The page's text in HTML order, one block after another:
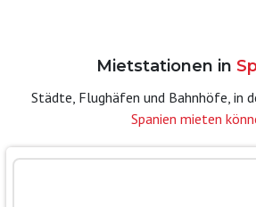
Mietstationen in
Städte, Flughäfen und Bahnhöfe, in
Spanien mieten